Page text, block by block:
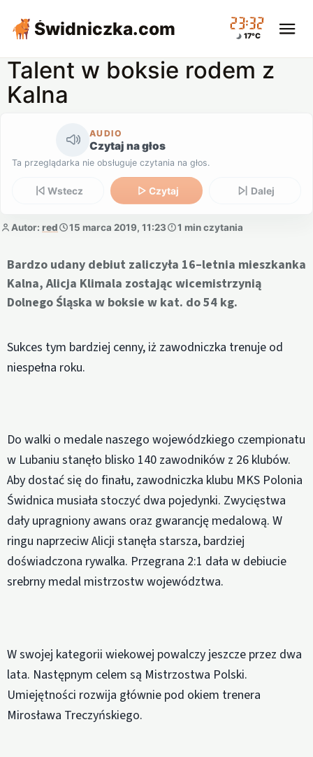
Świdniczka.com 23:32
17°C
Talent w boksie rodem z
Kalna
AUDIO
Czytaj na głos
Ta przeglądarka nie obsługuje czytania na głos.
Wstecz Czytaj Dalej
Autor: red 15 marca 2019, 11:23 1 min czytania
Bardzo udany debiut zaliczyła 16–letnia mieszkanka
Kalna, Alicja Klimala zostając wicemistrzynią
Dolnego Śląska w boksie w kat. do 54 kg.
Sukces tym bardziej cenny, iż zawodniczka trenuje od
niespełna roku.
Do walki o medale naszego wojewódzkiego czempionatu
w Lubaniu stanęło blisko 140 zawodników z 26 klubów.
Aby dostać się do finału, zawodniczka klubu MKS Polonia
Świdnica musiała stoczyć dwa pojedynki. Zwycięstwa
dały upragniony awans oraz gwarancję medalową. W
ringu naprzeciw Alicji stanęła starsza, bardziej
doświadczona rywalka. Przegrana 2:1 dała w debiucie
srebrny medal mistrzostw województwa.
W swojej kategorii wiekowej powalczy jeszcze przez dwa
lata. Następnym celem są Mistrzostwa Polski.
Umiejętności rozwija głównie pod okiem trenera
Mirosława Treczyńskiego.